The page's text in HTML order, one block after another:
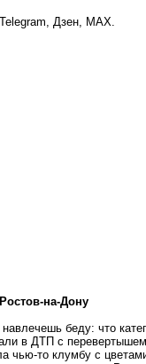
Telegram Дзен MAX
на-Дону
беду: что
в ДТП с
чью-то клумбу с